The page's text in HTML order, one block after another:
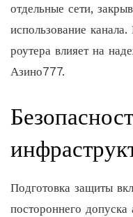
отдельные сети,
использование
роутера влияет на
Азино777.
Подготовка защиты
постороннего